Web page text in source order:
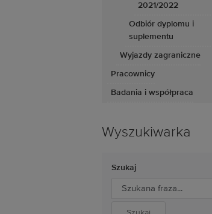
2021/2022
Odbiór dyplomu i
suplementu
Wyjazdy zagraniczne
Pracownicy
Badania i współpraca
Wyszukiwarka
Szukaj